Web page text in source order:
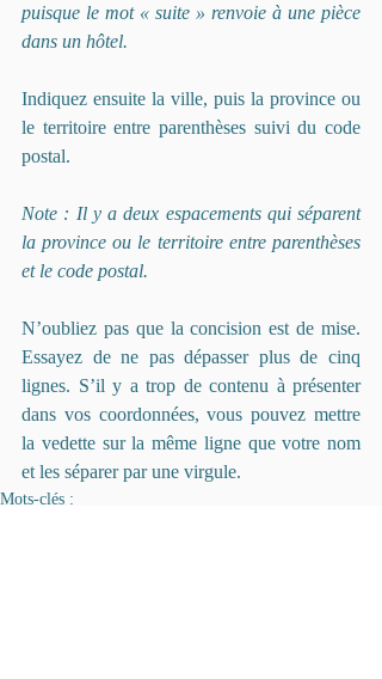
puisque le mot « suite » renvoie à une pièce
dans un hôtel.
Indiquez ensuite la ville, puis la province ou
le territoire entre parenthèses suivi du code
postal.
Note : Il y a deux espacements qui séparent
la province ou le territoire entre parenthèses
et le code postal.
N’oubliez pas que la concision est de mise.
Essayez de ne pas dépasser plus de cinq
lignes. S’il y a trop de contenu à présenter
dans vos coordonnées, vous pouvez mettre
la vedette sur la même ligne que votre nom
et les séparer par une virgule.
Mots-clés :